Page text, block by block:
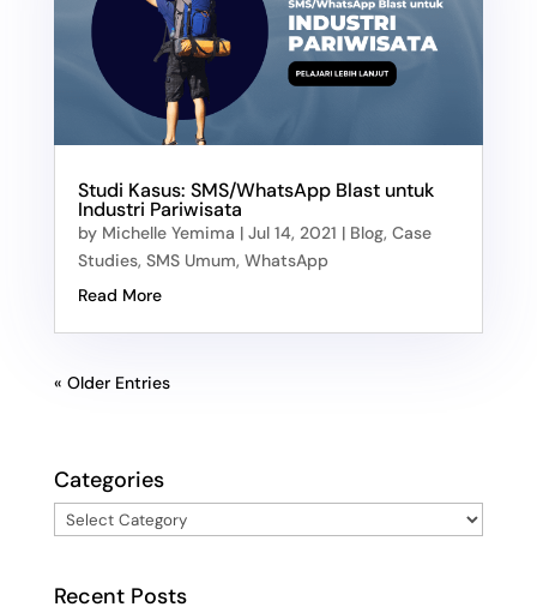
Studi Kasus: SMS/WhatsApp Blast untuk
Industri Pariwisata
by Michelle Yemima | Jul 14, 2021 | Blog, Case
Studies, SMS Umum, WhatsApp
Read More
« Older Entries
Categories
Recent Posts